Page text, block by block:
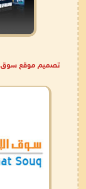
تصميم موقع سوق